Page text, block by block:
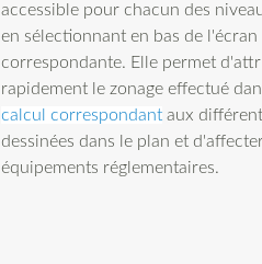
accessible pour chacun des
en sélectionnant en bas de
correspondante. Elle permet
rapidement le zonage effectué
calcul correspondant aux
dessinées dans le plan et
équipements réglementaires.